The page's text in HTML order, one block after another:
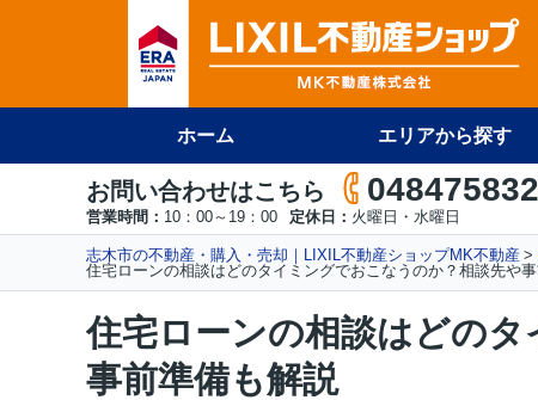
ホーム エリアから探す
お問い合わせはこちら
営業時間： 10：00～19：00 定休日： 火曜日・水曜日
志木市の不動産・購入・売却｜LIXIL不動産ショップMK不動産
住宅ローンの相談はどのタイミングでおこなうのか？相談先や
住宅ローンの相談はどの
事前準備も解説